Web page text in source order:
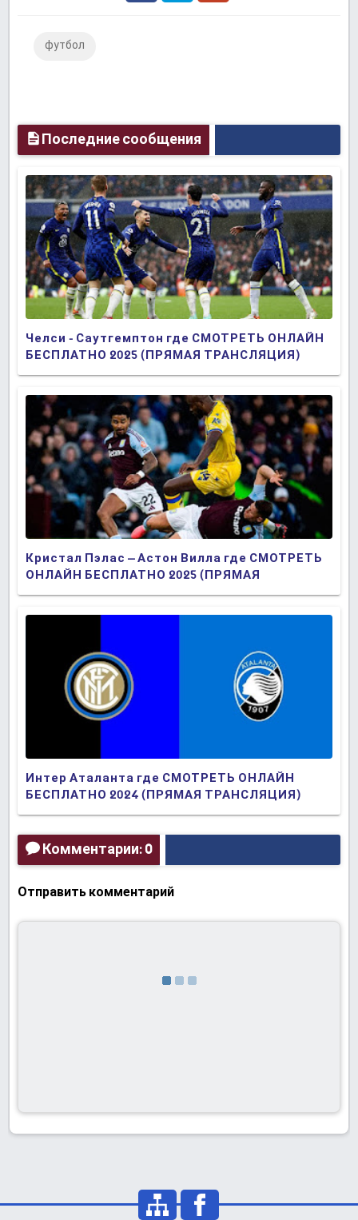
футбол
Последние сообщения
Челси - Саутгемптон где СМОТРЕТЬ ОНЛАЙН
БЕСПЛАТНО 2025 (ПРЯМАЯ ТРАНСЛЯЦИЯ)
Кристал Пэлас – Астон Вилла где СМОТРЕТЬ
ОНЛАЙН БЕСПЛАТНО 2025 (ПРЯМАЯ
ТРАНСЛЯЦИЯ)
Интер Аталанта где СМОТРЕТЬ ОНЛАЙН
БЕСПЛАТНО 2024 (ПРЯМАЯ ТРАНСЛЯЦИЯ)
Комментарии: 0
Отправить комментарий